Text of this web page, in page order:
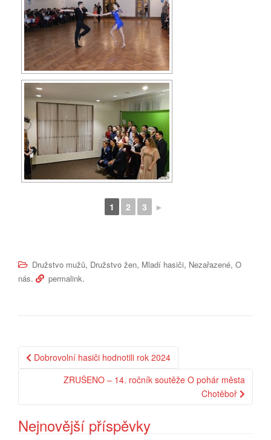
1 2 3 ►
Družstvo mužů, Družstvo žen, Mladí hasiči, Nezařazené, O
nás. permalink.
Post navigation
Dobrovolní hasiči hodnotili rok 2024
ZRUŠENO – 14. ročník soutěže O pohár města
Chotěboř
Nejnovější příspěvky